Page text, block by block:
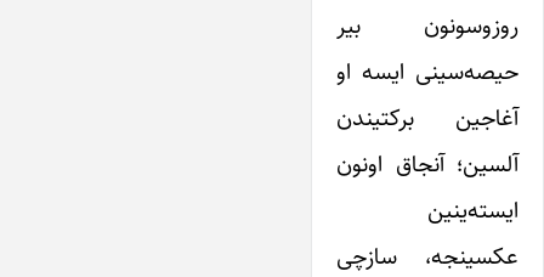
روزوسونون بیر
حیصه‌سینی ایسه او
آغاجین برکتیندن
آلسین؛ آنجاق اونون
ایسته‌ینین
عکسینجه، سازچی